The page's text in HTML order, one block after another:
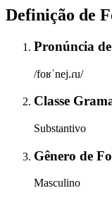
Definição de
Pronúncia de
/foʁˈnej.ɾu/
Classe
Substantivo
Gênero de
Masculino